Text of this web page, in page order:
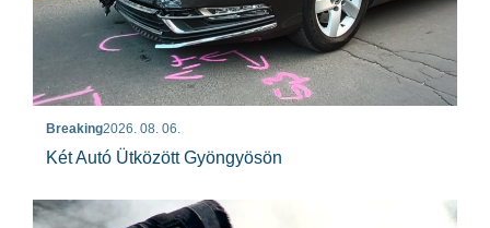
Breaking2026. 08. 06.
Két Autó Ütközött Gyöngyösön